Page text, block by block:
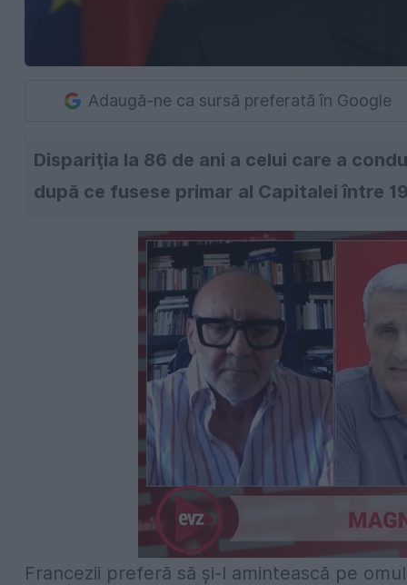
Adaugă-ne ca sursă preferată în Google
Dispariţia la 86 de ani a celui care a
după ce fusese primar al Capitalei între
Francezii preferă să şi-l amintească pe